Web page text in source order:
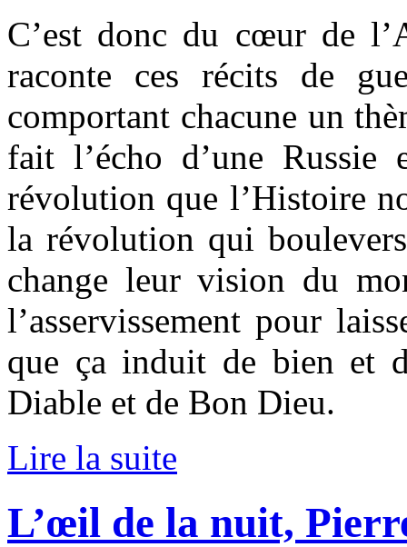
C’est donc du cœur de
raconte ces récits de
comportant chacune un
fait l’écho d’une Russie
révolution que l’Histoire
la révolution qui
change leur vision du
l’asservissement pour
que ça induit de bien et
Diable et de Bon Dieu.
Lire la suite
L’œil de la nuit,